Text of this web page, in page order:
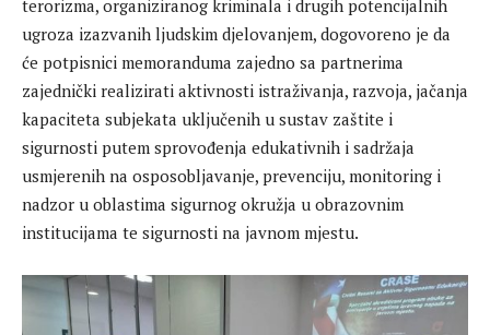
terorizma, organiziranog kriminala i drugih potencijalnih
ugroza izazvanih ljudskim djelovanjem, dogovoreno je da
će potpisnici memoranduma zajedno sa partnerima
zajednički realizirati aktivnosti istraživanja, razvoja, jačanja
kapaciteta subjekata uključenih u sustav zaštite i
sigurnosti putem sprovođenja edukativnih i sadržaja
usmjerenih na osposobljavanje, prevenciju, monitoring i
nadzor u oblastima sigurnog okružja u obrazovnim
institucijama te sigurnosti na javnom mjestu.